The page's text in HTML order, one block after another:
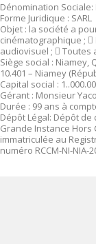
Dénomination Sociale:
Forme Juridique : SARL
Objet : la société a
cinématographique ; 
audiovisuel ;  Toutes
Siège social : Niamey,
10.401 – Niamey
Capital social : 1.
Gérant : Monsieur
Durée : 99 ans à
Dépôt Légal: Dépôt
Grande Instance Hors
immatriculée au
numéro RCCM-NI-NIA-